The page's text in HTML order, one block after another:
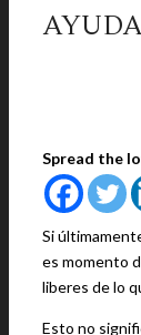
Spread the
Si
es momento
liberes de lo
Esto no